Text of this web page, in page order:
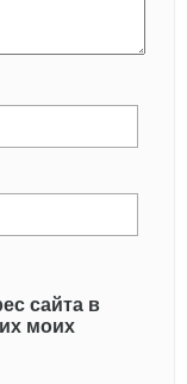
сайта в
моих